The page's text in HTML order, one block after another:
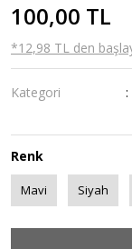
100,00 TL
*12,98 TL den
Kategori
Renk
Mavi Siyah